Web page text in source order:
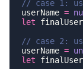
userName =
let
userName =
let